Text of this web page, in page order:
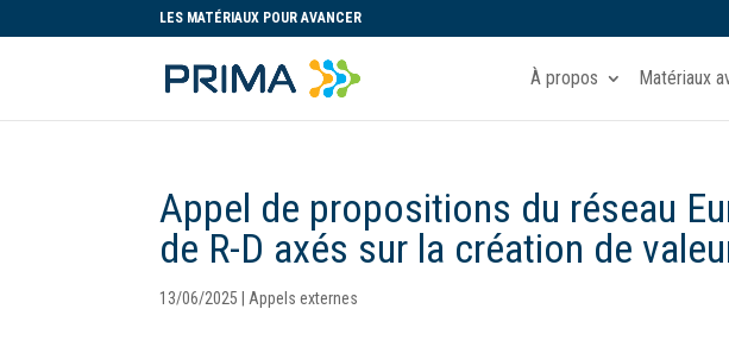
LES MATÉRIAUX POUR AVANCER
À propos Matériaux
Appel de propositions du réseau
de R-D axés sur la création de
13/06/2025 Appels externes